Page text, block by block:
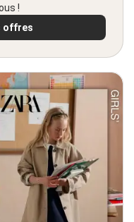
!
offres